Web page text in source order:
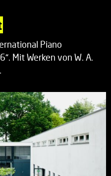
Piano
Mit Werken von W. A.